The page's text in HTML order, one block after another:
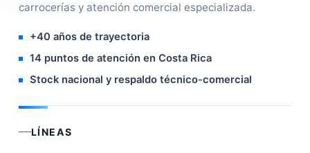
carrocerías y atención comercial especializada.
+40 años de trayectoria
14 puntos de atención en Costa Rica
Stock nacional y respaldo técnico-comercial
LÍNEAS